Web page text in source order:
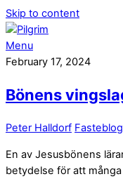
Skip to content
Menu
February 17, 2024
Bönens
Peter Halldorf
En av Jesusbönens
betydelse för att